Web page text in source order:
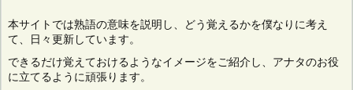
本サイトでは熟語の意味を説明し、どう覚えるかを僕なりに考え
て、日々更新しています。
できるだけ覚えておけるようなイメージをご紹介し、アナタのお役
に立てるように頑張ります。